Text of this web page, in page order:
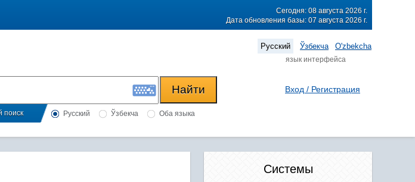
Сегодня: 08 августа 2026 г.
Дата обновления базы: 07 августа 2026 г.
Русский Ўзбекча O'zbekcha
язык интерфейса
поиск Русский Ўзбекча Оба языка
Вход / Регистрация
Системы